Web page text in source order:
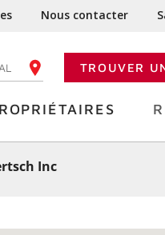
Nous contacter
CODE POSTALTROUVER
Inc